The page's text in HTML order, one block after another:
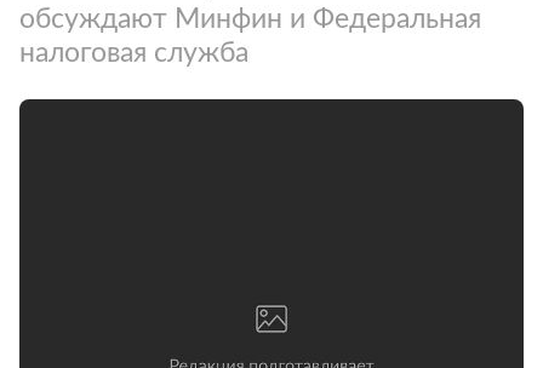
обсуждают Минфин и Федеральная
налоговая служба